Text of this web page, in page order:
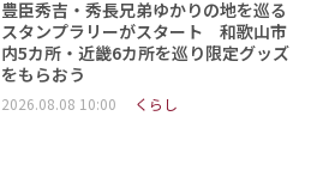
豊臣秀吉・秀長兄弟ゆかりの地を巡る
スタンプラリーがスタート 和歌山市
内5カ所・近畿6カ所を巡り限定グッズ
をもらおう
2026.08.08 10:00 くらし